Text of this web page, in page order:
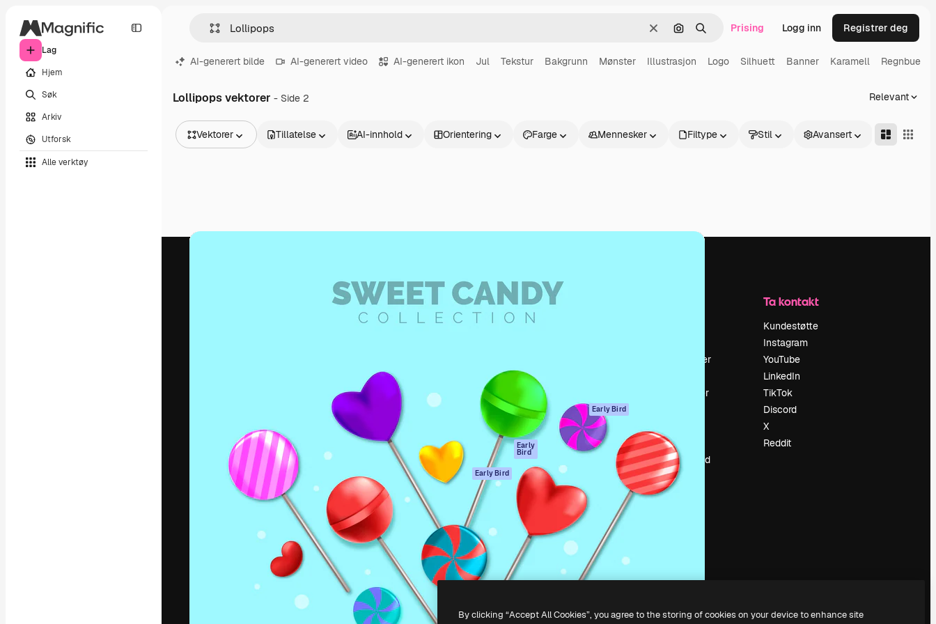
Lag
Hjem
Søk
Arkiv
Utforsk
Alle verktøy
Slett Søk etter bilde
Søk Prising Logg inn Registrer deg
AI-generert bilde AI-generert video AI-generert ikon Jul Tekstur Bakgrunn Mønster Illustrasjon Logo Silhuett Banner Karamell Regnbue
Lollipops vektorer - Side 2 Relevant
Vektorer
Videoer
Tillatelse AI-innhold Orientering Farge Mennesker Filtype Stil Avansert
Den kreative plattformen for å lede ditt
Produkter
Spaces
AI-videogenerator
AI-
stemmegenerator
Arkivinnhold
MCP for
Claude/ChatGPT
Early
Bird
Agenter Early Bird
Mobilapp
Alle Magnific-
verktøy
Kom i gang
Personvernerklæring
Originaler Early Bird
Retningslinjer for
informasjonskapsler
Affiliates
For bedrifter
Anmeldelser
Søketrender
Slidesgo
Selg innhold
Presserom
Leter etter
Ta kontakt
Kundestøtte
Instagram
YouTube
LinkedIn
TikTok
Discord
X
Reddit
Copyright © 2010- 2026Freepik Company S.L.U.Alle rettigheter forbeholdt.
By clicking “Accept All Cookies”, you agree to the storing of cookies on your device to enhance site